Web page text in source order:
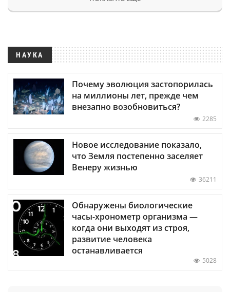
НАУКА
Почему эволюция застопорилась
на миллионы лет, прежде чем
внезапно возобновиться?
2285
Новое исследование показало,
что Земля постепенно заселяет
Венеру жизнью
36211
Обнаружены биологические
часы-хронометр организма —
когда они выходят из строя,
развитие человека
останавливается
5028